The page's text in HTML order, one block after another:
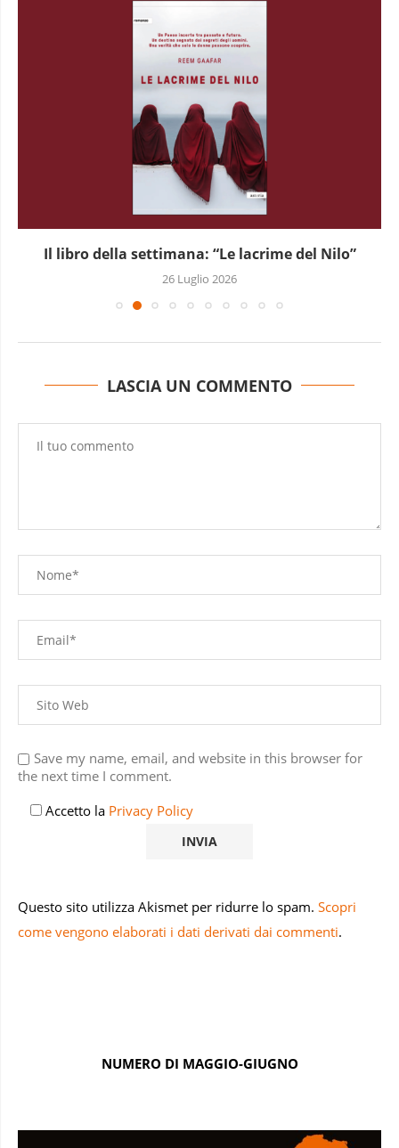
Il libro della settimana: “Le lacrime del Nilo”
26 Luglio 2026
LASCIA UN COMMENTO
Save my name, email, and website in this browser for
the next time I comment.
Accetto la Privacy Policy
Questo sito utilizza Akismet per ridurre lo spam. Scopri
come vengono elaborati i dati derivati dai commenti.
NUMERO DI MAGGIO-GIUGNO